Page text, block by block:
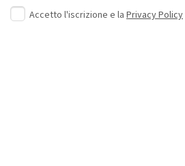
Accetto l'iscrizione e la Privacy Policy